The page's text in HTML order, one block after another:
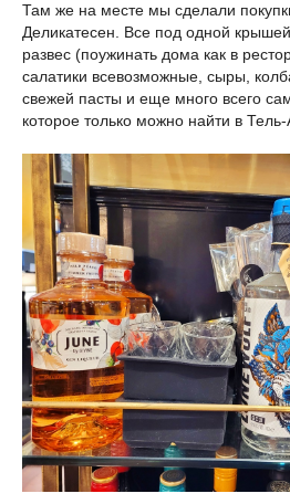
Там же на месте мы сделали
Деликатесен. Все под одной
развес (поужинать дома как в
салатики всевозможные, сыры,
свежей пасты и еще много всего
которое только можно найти в